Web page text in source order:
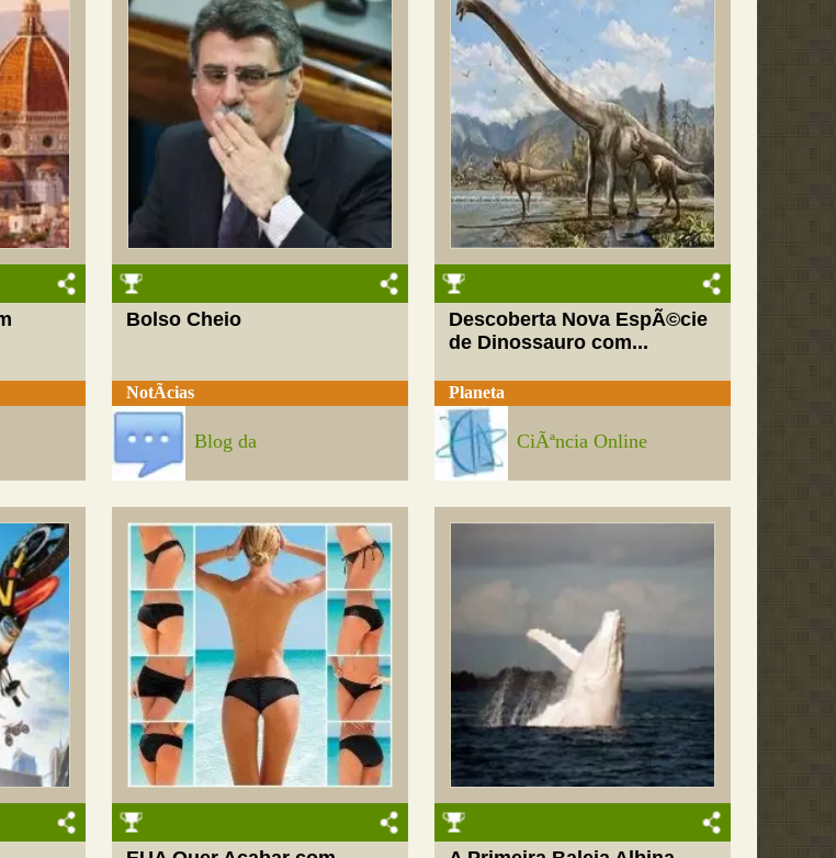
Bolso Cheio
NotÃ­cias
Blog da
Descoberta Nova EspÃ©cie
de Dinossauro com...
Planeta
CiÃªncia Online